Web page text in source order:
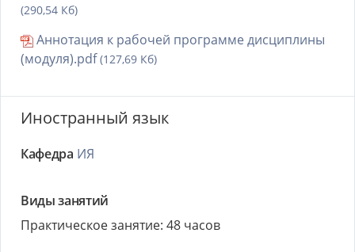
(290,54 Кб)
Аннотация к рабочей программе дисциплины
(модуля).pdf(127,69 Кб)
Иностранный язык
Кафедра ИЯ
Виды занятий
Практическое занятие: 48 часов